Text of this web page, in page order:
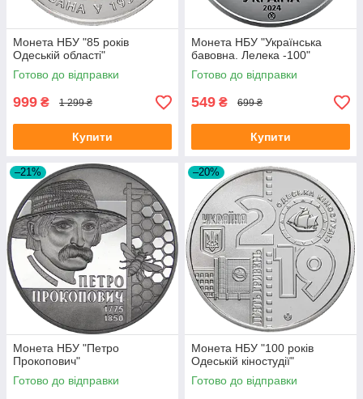
Монета НБУ "85 років
Одеській області"
Готово до відправки
999 ₴ 1 299 ₴
Купити
Монета НБУ "Українська
бавовна. Лелека -100"
Готово до відправки
549 ₴ 699 ₴
Купити
–21%
Монета НБУ "Петро
Прокопович"
Готово до відправки
–20%
Монета НБУ "100 років
Одеській кіностудії"
Готово до відправки